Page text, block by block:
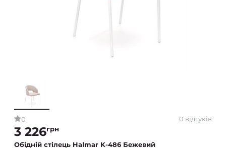
0 0 відгуків
3 226грн
Обідній стілець Halmar K-486 Бежевий